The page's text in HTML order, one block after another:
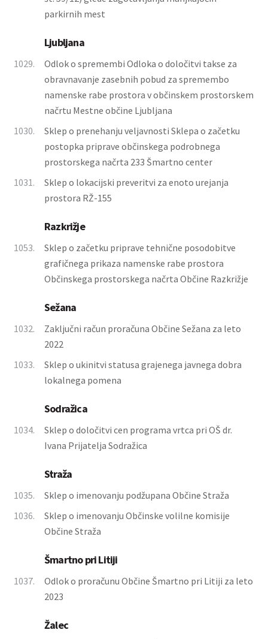
parkirnih mest
Ljubljana
1029.
Odlok o spremembi Odloka o določitvi takse za
obravnavanje zasebnih pobud za spremembo
namenske rabe prostora v občinskem prostorskem
načrtu Mestne občine Ljubljana
1030.
Sklep o prenehanju veljavnosti Sklepa o začetku
postopka priprave občinskega podrobnega
prostorskega načrta 233 Šmartno center
1031.
Sklep o lokacijski preveritvi za enoto urejanja
prostora RŽ-155
Razkrižje
1053.
Sklep o začetku priprave tehnične posodobitve
grafičnega prikaza namenske rabe prostora
Občinskega prostorskega načrta Občine Razkrižje
Sežana
1032.
Zaključni račun proračuna Občine Sežana za leto
2022
1033.
Sklep o ukinitvi statusa grajenega javnega dobra
lokalnega pomena
Sodražica
1034.
Sklep o določitvi cen programa vrtca pri OŠ dr.
Ivana Prijatelja Sodražica
Straža
1035.
Sklep o imenovanju podžupana Občine Straža
1036.
Sklep o imenovanju Občinske volilne komisije
Občine Straža
Šmartno pri Litiji
1037.
Odlok o proračunu Občine Šmartno pri Litiji za leto
2023
Žalec